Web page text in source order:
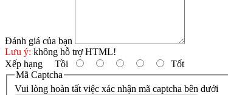
Đánh giá của bạn
Lưu ý: không hỗ trợ HTML!
Xếp hạng Tồi
Tốt
Mã Captcha
Vui lòng hoàn tất việc xác nhận mã captcha bên dưới